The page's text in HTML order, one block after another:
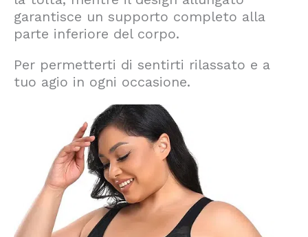
garantisce un supporto completo alla
parte inferiore del corpo.
Per permetterti di sentirti rilassato e a
tuo agio in ogni occasione.